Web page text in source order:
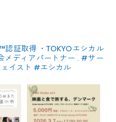
認証取得 ・TOKYOエシカル
メディアパートナー . #サー
イスト #エシカル